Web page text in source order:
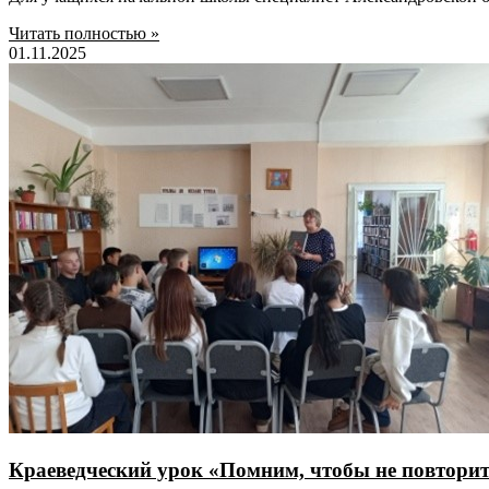
Читать полностью »
01.11.2025
Краеведческий урок «Помним, чтобы не